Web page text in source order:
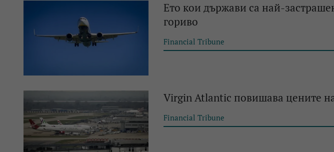
Ето кои държави са най-
гориво
Financial Tribune
Virgin Atlantic повишава цените
Financial Tribune